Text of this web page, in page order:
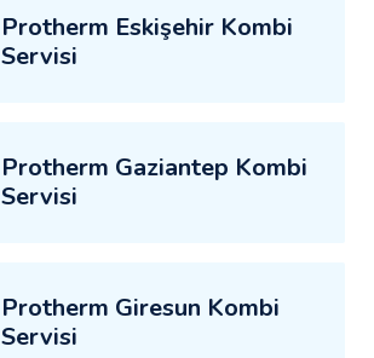
Protherm Eskişehir Kombi
Servisi
Protherm Gaziantep Kombi
Servisi
Protherm Giresun Kombi
Servisi